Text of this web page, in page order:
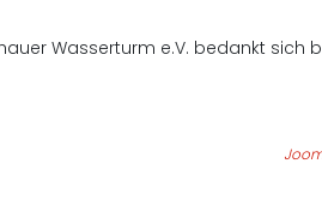
Wasserturm e.V. bedankt